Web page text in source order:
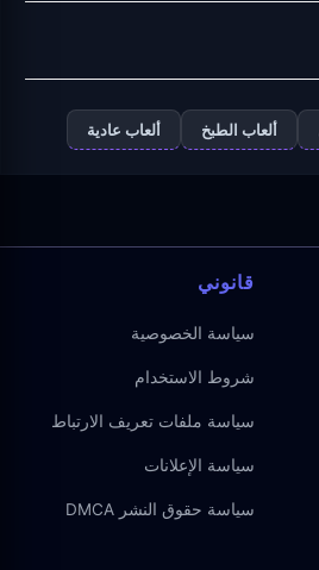
ألعاب الطبخ ألعاب عادية
قانوني
سياسة الخصوصية
شروط الاستخدام
سياسة ملفات تعريف الارتباط
سياسة الإعلانات
سياسة حقوق النشر DMCA